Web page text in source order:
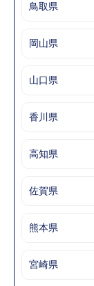
鳥取県
岡山県
山口県
香川県
高知県
佐賀県
熊本県
宮崎県